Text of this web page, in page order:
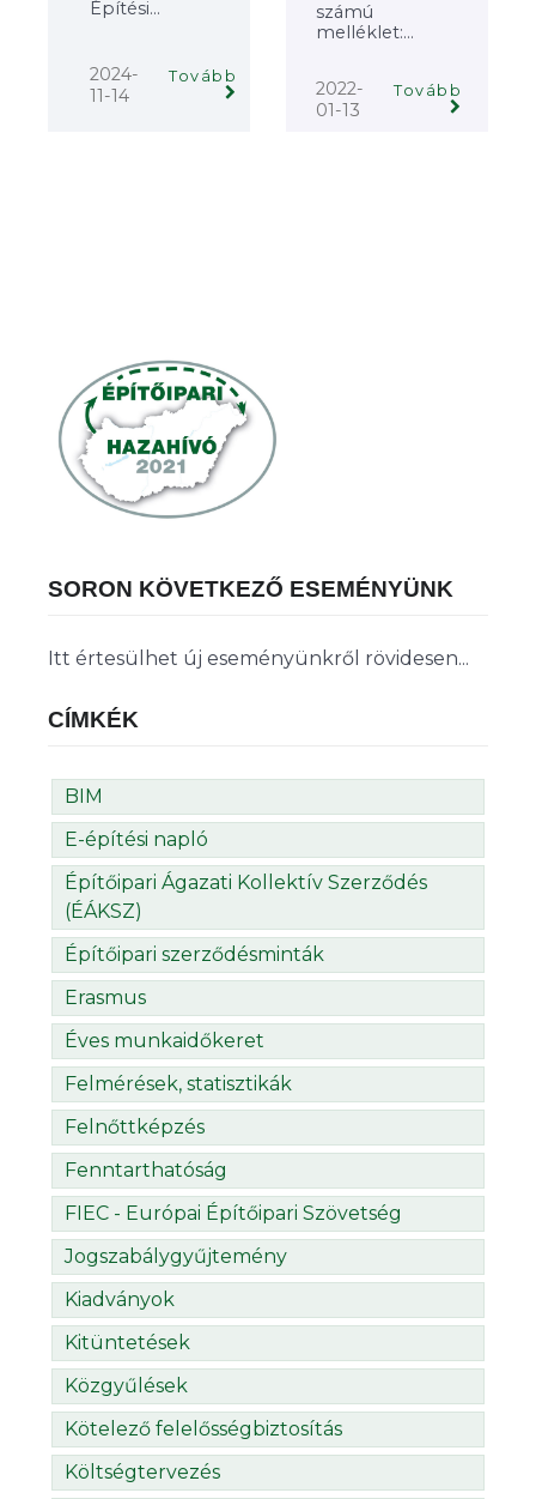
Építési...
2024-
11-14
Tovább
számú
melléklet:...
2022-
01-13
Tovább
SORON KÖVETKEZŐ ESEMÉNYÜNK
Itt értesülhet új eseményünkről rövidesen...
CÍMKÉK
BIM
E-építési napló
Építőipari Ágazati Kollektív Szerződés
(ÉÁKSZ)
Építőipari szerződésminták
Erasmus
Éves munkaidőkeret
Felmérések, statisztikák
Felnőttképzés
Fenntarthatóság
FIEC - Európai Építőipari Szövetség
Jogszabálygyűjtemény
Kiadványok
Kitüntetések
Közgyűlések
Kötelező felelősségbiztosítás
Költségtervezés